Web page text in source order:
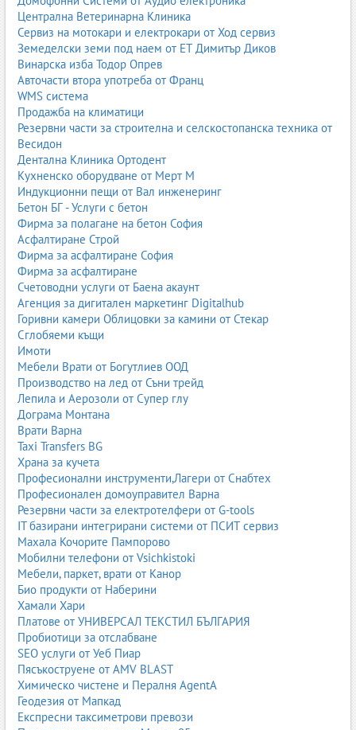
2.3. Електромобили и хибриди
електрически автомобили (EV);
plug-in хибриди (PHEV);
хибриди (HEV);
водородни автомобили (рядко).
2.4. Товарни автомобили и бусове
лекотоварни бусове;
товарни автомобили;
камиони;
специализирани превозни средства.
3. Основни услуги, свързани с покупката на автомобил
3.1. Продажба на нови автомобили
официални дилъри;
гаранция от производителя;
тест драйв;
конфигуратор на модел.
3.2. Лизинг и финансиране
финансов лизинг;
оперативен лизинг;
лизинг за фирми;
лизинг без първоначална вноска;
лизинг за електромобили.
3.3. Застрахователни услуги
Гражданска отговорност;
Каско;
Застраховка автопарк;
Асистанс.
3.4. Сервиз и поддръжка
гаранционен сервиз;
извънгаранционен сервиз;
оригинални части;
диагностика;
смяна на масла и филтри;
ремонт на електроника.
4. Покупка на нов автомобил – процес и стъпки
Покупката на нов автомобил е важна инвестиция, която
включва няколко ключови етапа. Официалните дилъри
Централна Ветеринарна Клиника
Сервиз на мотокари и електрокари от Ход сервиз
Земеделски земи под наем от ЕТ Димитър Диков
Винарска изба Тодор Опрев
Авточасти втора употреба от Франц
WMS система
Продажба на климатици
Резервни части за строителна и селскостопанска техника от
Весидон
Дентална Клиника Ортодент
Кухненско оборудване от Мерт М
Индукционни пещи от Вал инженеринг
Бетон БГ - Услуги с бетон
Фирма за полагане на бетон София
Асфалтиране Строй
Фирма за асфалтиране София
Фирма за асфалтиране
Счетоводни услуги от Баена акаунт
Агенция за дигитален маркетинг Digitalhub
Горивни камери Облицовки за камини от Стекар
Сглобяеми къщи
Имоти
Мебели Врати от Богутлиев ООД
Производство на лед от Съни трейд
Лепила и Аерозоли от Супер глу
Дограма Монтана
Врати Варна
Taxi Transfers BG
Храна за кучета
Професионални инструменти,Лагери от Снабтех
Професионален домоуправител Варна
Резервни части за електротелфери от G-tools
IT базирани интегрирани системи от ПСИТ сервиз
Махала Кочорите Пампорово
Мобилни телефони от Vsichkistoki
Мебели, паркет, врати от Канор
Био продукти от Наберини
Хамали Хари
Платове от УНИВЕРСАЛ ТЕКСТИЛ БЪЛГАРИЯ
Пробиотици за отслабване
SEO услуги от Уеб Пиар
Пясъкоструене от AMV BLAST
Химическо чистене и Пералня AgentA
Геодезия от Мапкад
Експресни таксиметрови превози